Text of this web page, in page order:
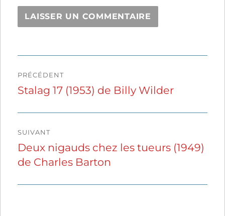
de
PRÉCÉDENT
Publication
Stalag 17 (1953) de Billy Wilder
SUIVANT
Publication
suivante :
Deux nigauds chez les tueurs (1949)
de Charles Barton